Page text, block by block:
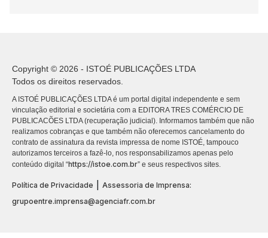
Copyright © 2026 - ISTOÉ PUBLICAÇÕES LTDA
Todos os direitos reservados.
A ISTOÉ PUBLICAÇÕES LTDA é um portal digital independente e sem
vinculação editorial e societária com a EDITORA TRES COMÉRCIO DE
PUBLICACÕES LTDA (recuperação judicial). Informamos também que não
realizamos cobranças e que também não oferecemos cancelamento do
contrato de assinatura da revista impressa de nome ISTOÉ, tampouco
autorizamos terceiros a fazê-lo, nos responsabilizamos apenas pelo
conteúdo digital “https://istoe.com.br” e seus respectivos sites.
Política de Privacidade
Assessoria de Imprensa:
grupoentre.imprensa@agenciafr.com.br